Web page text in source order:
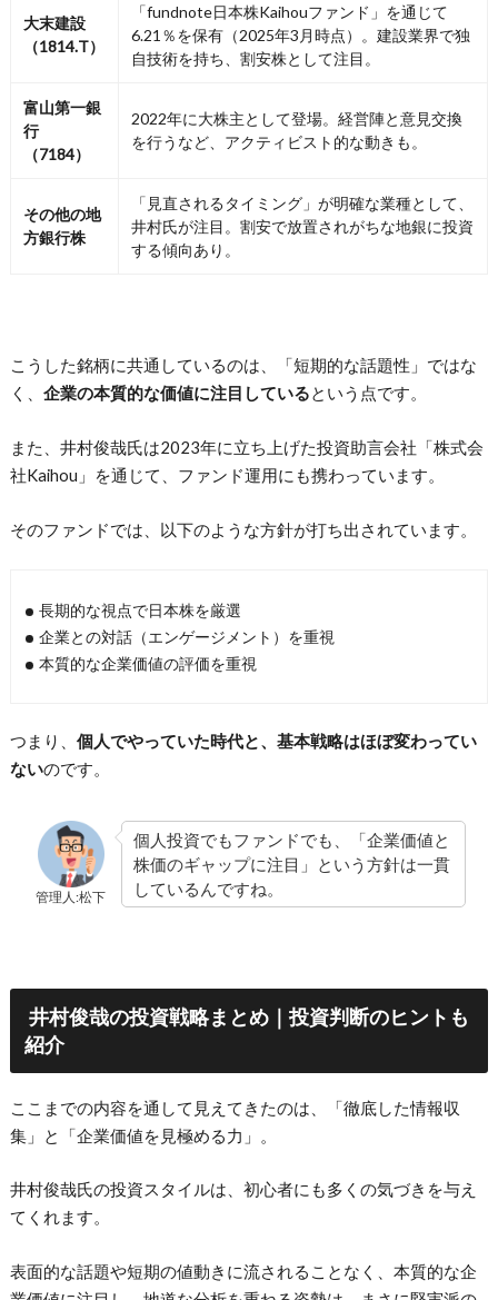
大末建設
（1814.T）
「fundnote日本株Kaihouファンド」を通じて
6.21％を保有（2025年3月時点）。建設業界で独
自技術を持ち、割安株として注目。
富山第一銀
行
（7184）
2022年に大株主として登場。経営陣と意見交換
を行うなど、アクティビスト的な動きも。
その他の地
方銀行株
「見直されるタイミング」が明確な業種として、
井村氏が注目。割安で放置されがちな地銀に投資
する傾向あり。
こうした銘柄に共通しているのは、「短期的な話題性」ではな
く、 企業の本質的な価値に注目しているという点です。
また、井村俊哉氏は2023年に立ち上げた投資助言会社「株式会
社Kaihou」を通じて、ファンド運用にも携わっています。
そのファンドでは、以下のような方針が打ち出されています。
長期的な視点で日本株を厳選
企業との対話（エンゲージメント）を重視
本質的な企業価値の評価を重視
つまり、 個人でやっていた時代と、基本戦略はほぼ変わってい
ないのです。
管理人:松下
個人投資でもファンドでも、「企業価値と
株価のギャップに注目」という方針は一貫
しているんですね。
井村俊哉の投資戦略まとめ｜投資判断のヒントも
紹介
ここまでの内容を通して見えてきたのは、「徹底した情報収
集」と「企業価値を見極める力」。
井村俊哉氏の投資スタイルは、初心者にも多くの気づきを与え
てくれます。
表面的な話題や短期の値動きに流されることなく、本質的な企